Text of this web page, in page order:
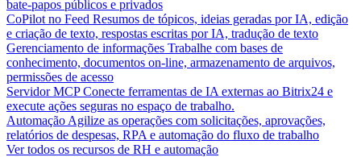
bate-papos públicos e privados
CoPilot no Feed Resumos de tópicos, ideias geradas por IA, edição
e criação de texto, respostas escritas por IA, tradução de texto
Gerenciamento de informações Trabalhe com bases de
conhecimento, documentos on-line, armazenamento de arquivos,
permissões de acesso
Servidor MCP Conecte ferramentas de IA externas ao Bitrix24 e
execute ações seguras no espaço de trabalho.
Automação Agilize as operações com solicitações, aprovações,
relatórios de despesas, RPA e automação do fluxo de trabalho
Ver todos os recursos de RH e automação